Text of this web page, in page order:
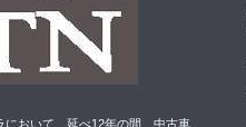
において、延べ12年の間、中古車